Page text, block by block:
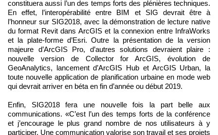
constituera aussi l’un des temps forts des plénières techniques.
En effet, l’interopérabilité entre BIM et SIG devrait être à
l’honneur sur SIG2018, avec la démonstration de lecture native
du format Revit dans ArcGIS et la connexion entre InfraWorks
et la plate-forme d’Esri. Outre la présentation de la version
majeure d’ArcGIS Pro, d’autres solutions devraient plaire :
nouvelle version de Collector for ArcGIS, évolution de
GeoAnalytics, lancement d’ArcGIS Hub et ArcGIS Urban, la
toute nouvelle application de planification urbaine en mode web
qui devrait arriver en béta en fin d’année ou début 2019.
Enfin, SIG2018 fera une nouvelle fois la part belle aux
communications. «C’est l’un des temps forts de la conférence
et j’encourage le plus grand nombre de nos utilisateurs à y
participer. Une communication valorise son travail et ses projets